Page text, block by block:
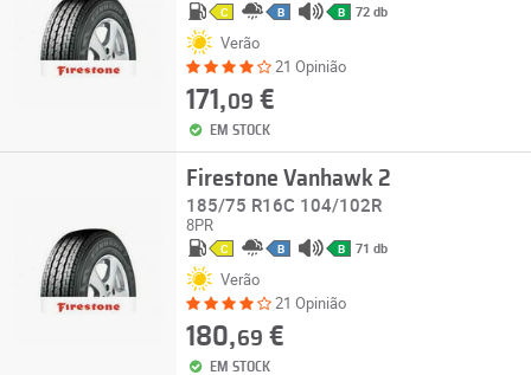
C B B 72 db
Verão
21 Opinião
171,09 €
EM STOCK
Firestone Vanhawk 2
185/75 R16C 104/102R
8PR
C B B 71 db
Verão
21 Opinião
180,69 €
EM STOCK